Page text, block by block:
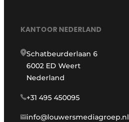
KANTOOR NEDERLAND
Schatbeurderlaan 6
6002 ED Weert
Nederland
+31 495 450095
info@louwersmediagroep.nl